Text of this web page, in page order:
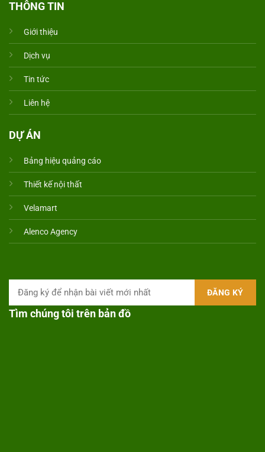
THÔNG TIN
Giới thiệu
Dịch vụ
Tin tức
Liên hệ
DỰ ÁN
Bảng hiệu quảng cáo
Thiết kế nội thất
Velamart
Alenco Agency
Tìm chúng tôi trên bản đồ